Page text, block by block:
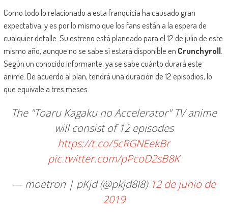
Como todo lo relacionado a esta franquicia ha causado gran
expectativa, y es por lo mismo que los fans están a la espera de
cualquier detalle. Su estreno está planeado para el 12 de julio de este
mismo año, aunque no se sabe sí estará disponible en Crunchyroll.
Según un conocido informante, ya se sabe cuánto durará este
anime. De acuerdo al plan, tendrá una duración de 12 episodios, lo
que equivale a tres meses.
The "Toaru Kagaku no Accelerator" TV anime
will consist of 12 episodes
https://t.co/5cRGNEekBr
pic.twitter.com/pPcoD2sB8K
— moetron | pKjd (@pkjd8I8) 12 de junio de
2019